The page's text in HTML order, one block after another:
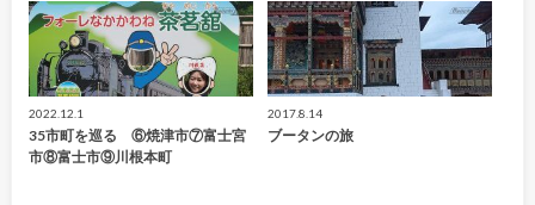
2022.12.1
35市町を巡る ⑥焼津市⑦富士宮
市⑧富士市⑨川根本町
2017.8.14
ブータンの旅